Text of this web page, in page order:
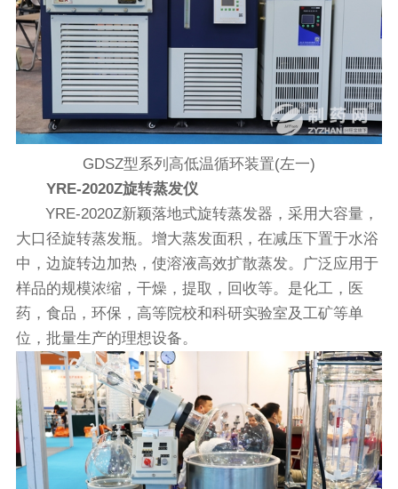
GDSZ型系列高低温循环装置(左一)
YRE-2020Z旋转蒸发仪
YRE-2020Z新颖落地式旋转蒸发器，采用大容量，
大口径旋转蒸发瓶。增大蒸发面积，在减压下置于水浴
中，边旋转边加热，使溶液高效扩散蒸发。广泛应用于
样品的规模浓缩，干燥，提取，回收等。是化工，医
药，食品，环保，高等院校和科研实验室及工矿等单
位，批量生产的理想设备。